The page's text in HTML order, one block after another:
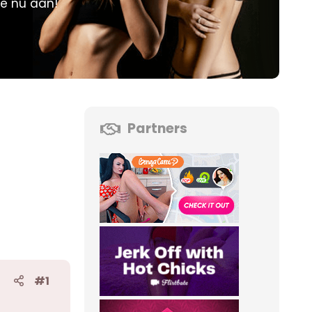
#1
Partners